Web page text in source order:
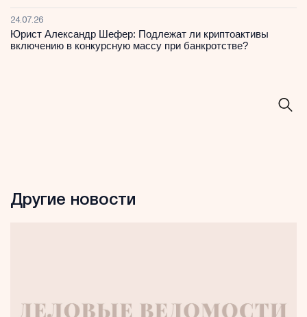
24.07.26
Юрист Александр Шефер: Подлежат ли криптоактивы
включению в конкурсную массу при банкротстве?
Другие новости